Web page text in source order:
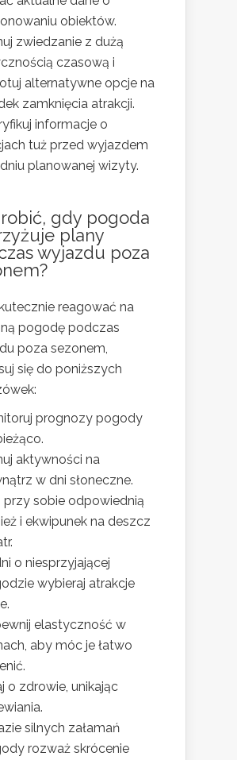
obiektów.
zwiedzanie z dużą
czasową i
alternatywne opcje na
zamknięcia atrakcji.
informacje o
tuż przed wyjazdem
planowanej wizyty.
gdy pogoda
plany
wyjazdu poza
reagować na
pogodę podczas
poza sezonem,
się do poniższych
prognozy pogody
aktywności na
w dni słoneczne.
przy sobie odpowiednią
i ekwipunek na deszcz
o niesprzyjającej
wybieraj atrakcje
elastyczność w
aby móc je łatwo
o zdrowie, unikając
silnych załamań
rozważ skrócenie